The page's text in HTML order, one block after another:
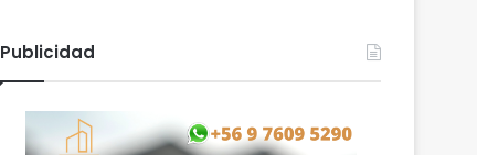
Publicidad